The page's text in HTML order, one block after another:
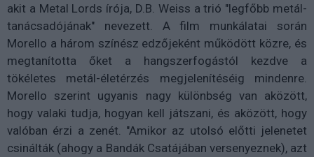
akit a Metal Lords írója, D.B. Weiss a trió "legfőbb metál-
tanácsadójának" nevezett. A film munkálatai során
Morello a három színész edzőjeként működött közre, és
megtanította őket a hangszerfogástól kezdve a
tökéletes metál-életérzés megjelenítéséig mindenre.
Morello szerint ugyanis nagy különbség van aközött,
hogy valaki tudja, hogyan kell játszani, és aközött, hogy
valóban érzi a zenét. "Amikor az utolsó előtti jelenetet
csinálták (ahogy a Bandák Csatájában versenyeznek), azt